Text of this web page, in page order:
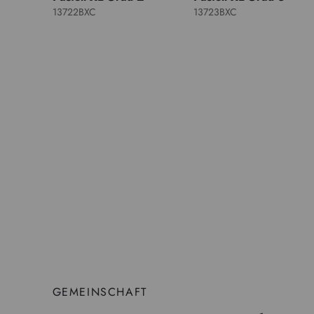
13722BXC 13723BXC
GEMEINSCHAFT